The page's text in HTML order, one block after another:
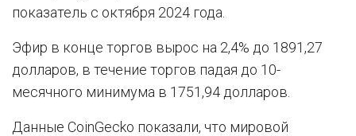
показатель с октября 2024 года.
Эфир в конце торгов вырос на 2,4% до 1891,27
долларов, в течение торгов падая до 10-
месячного минимума в 1751,94 долларов.
Данные CoinGecko показали, что мировой